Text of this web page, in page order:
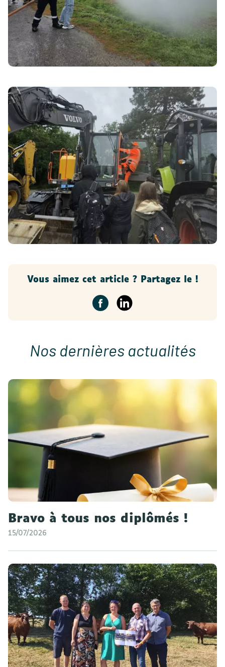
Vous aimez cet article ? Partagez le !
Nos dernières actualités
Bravo à tous nos diplômés !
15/07/2026